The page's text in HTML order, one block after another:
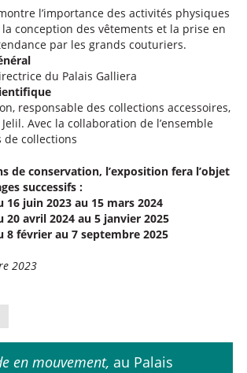
l’importance des activités physiques
conception des vêtements et la prise en
par les grands couturiers.
du Palais Galliera
responsable des collections accessoires,
Avec la collaboration de l’ensemble
de collections
de conservation, l’exposition fera l’objet
successifs :
16 juin 2023 au 15 mars 2024
20 avril 2024 au 5 janvier 2025
8 février au 7 septembre 2025
2023
en mouvement, au Palais